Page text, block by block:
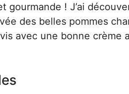
gourmande ! J’ai
des belles pommes
avec une bonne crème